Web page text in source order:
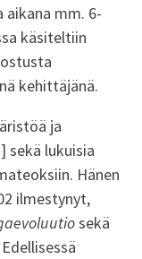
mm. 6-
käsiteltiin
kehittäjänä.
ja
sekä lukuisia
Hänen
ilmestynyt,
sekä